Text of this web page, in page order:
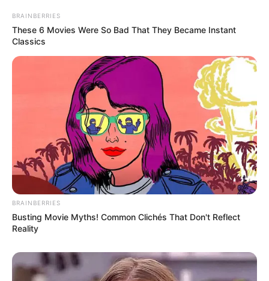
BRAINBERRIES
These 6 Movies Were So Bad That They Became Instant
Classics
BRAINBERRIES
Busting Movie Myths! Common Clichés That Don't Reflect
Reality